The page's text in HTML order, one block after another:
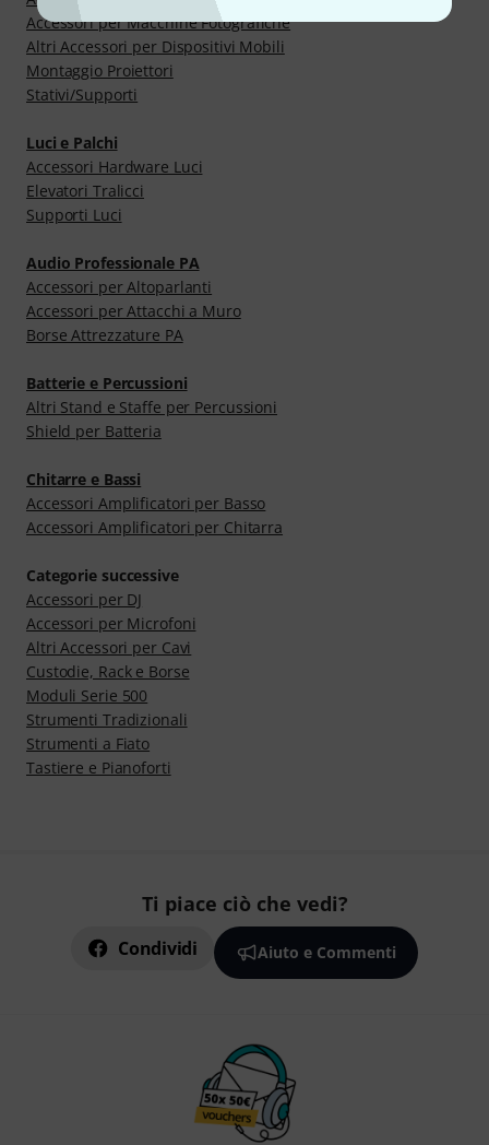
Accessori per Macchine Fotografiche
Altri Accessori per Dispositivi Mobili
Montaggio Proiettori
Stativi/Supporti
Luci e Palchi
Accessori Hardware Luci
Elevatori Tralicci
Supporti Luci
Audio Professionale PA
Accessori per Altoparlanti
Accessori per Attacchi a Muro
Borse Attrezzature PA
Batterie e Percussioni
Altri Stand e Staffe per Percussioni
Shield per Batteria
Chitarre e Bassi
Accessori Amplificatori per Basso
Accessori Amplificatori per Chitarra
Categorie successive
Accessori per DJ
Accessori per Microfoni
Altri Accessori per Cavi
Custodie, Rack e Borse
Moduli Serie 500
Strumenti Tradizionali
Strumenti a Fiato
Tastiere e Pianoforti
Ti piace ciò che vedi?
Condividi Aiuto e Commenti